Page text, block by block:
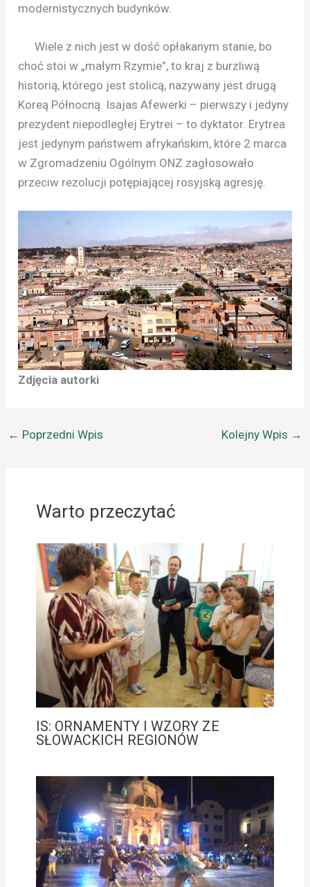
modernistycznych budynków.
Wiele z nich jest w dość opłakanym stanie, bo
choć stoi w „małym Rzymie”, to kraj z burzliwą
historią, którego jest stolicą, nazywany jest drugą
Koreą Północną. Isajas Afewerki – pierwszy i jedyny
prezydent niepodległej Erytrei – to dyktator. Erytrea
jest jedynym państwem afrykańskim, które 2 marca
w Zgromadzeniu Ogólnym ONZ zagłosowało
przeciw rezolucji potępiającej rosyjską agresję.
Zdjęcia autorki
← Poprzedni Wpis Kolejny Wpis →
Warto przeczytać
IS: ORNAMENTY I WZORY ZE
SŁOWACKICH REGIONÓW